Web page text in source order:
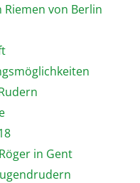
Riemen von Berlin
in Gent